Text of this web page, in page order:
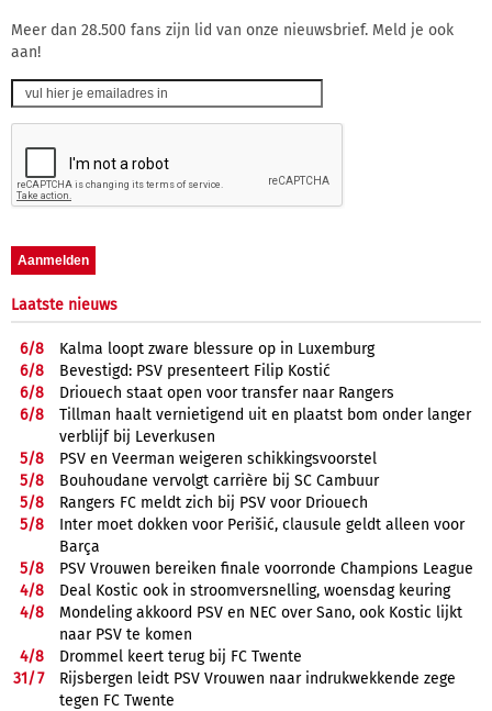
Meer dan 28.500 fans zijn lid van onze nieuwsbrief. Meld je ook
aan!
Laatste nieuws
6/8
Kalma loopt zware blessure op in Luxemburg
6/8
Bevestigd: PSV presenteert Filip Kostić
6/8
Driouech staat open voor transfer naar Rangers
6/8
Tillman haalt vernietigend uit en plaatst bom onder langer
verblijf bij Leverkusen
5/8
PSV en Veerman weigeren schikkingsvoorstel
5/8
Bouhoudane vervolgt carrière bij SC Cambuur
5/8
Rangers FC meldt zich bij PSV voor Driouech
5/8
Inter moet dokken voor Perišić, clausule geldt alleen voor
Barça
5/8
PSV Vrouwen bereiken finale voorronde Champions League
4/8
Deal Kostic ook in stroomversnelling, woensdag keuring
4/8
Mondeling akkoord PSV en NEC over Sano, ook Kostic lijkt
naar PSV te komen
4/8
Drommel keert terug bij FC Twente
31/7
Rijsbergen leidt PSV Vrouwen naar indrukwekkende zege
tegen FC Twente